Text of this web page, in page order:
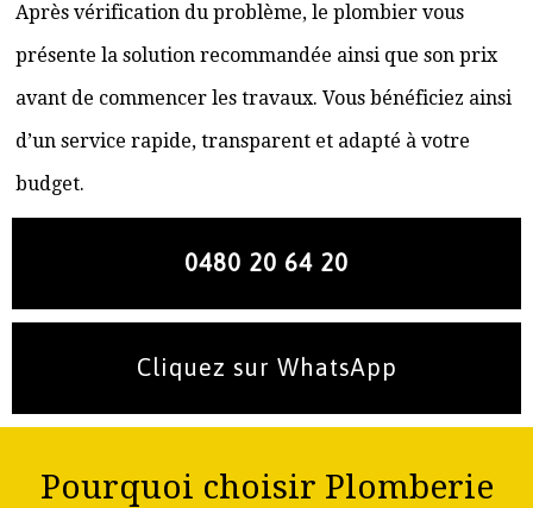
Après vérification du problème, le plombier vous
présente la solution recommandée ainsi que son prix
avant de commencer les travaux. Vous bénéficiez ainsi
d’un service rapide, transparent et adapté à votre
budget.
0480 20 64 20
Cliquez sur WhatsApp
Pourquoi choisir Plomberie